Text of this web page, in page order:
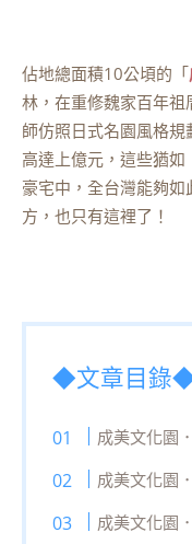
佔地總面積10公頃的「
林，在重修魏家百年祖
師仿照日式名園風格規
高達上億元，這些猶
豪宅中，全台灣能夠
方，也只有這裡了！
◆文章目錄
成美文化園
成美文化園
成美文化園